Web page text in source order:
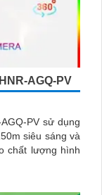
AGQ-PV
PV sử dụng
siêu sáng và